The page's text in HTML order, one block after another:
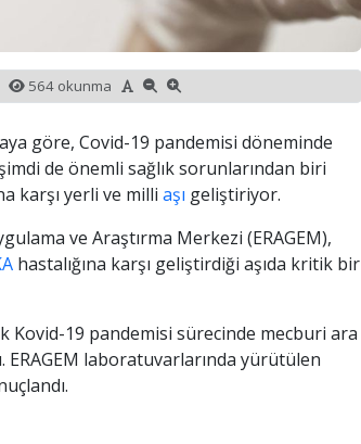
564 okunma
göre, Covid-19 pandemisi döneminde
de önemli sağlık sorunlarından biri
karşı yerli ve milli aşı geliştiriyor.
ve Araştırma Merkezi (ERAGEM),
hastalığına karşı geliştirdiği aşıda kritik bir
Kovid-19 pandemisi sürecinde mecburi ara
ERAGEM laboratuvarlarında yürütülen